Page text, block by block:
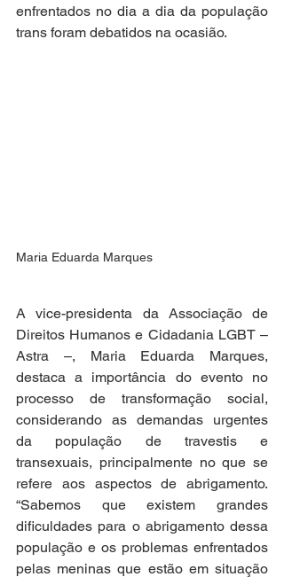
enfrentados no dia a dia da população
trans foram debatidos na ocasião.
Maria Eduarda Marques
A vice-presidenta da Associação de
Direitos Humanos e Cidadania LGBT –
Astra –, Maria Eduarda Marques,
destaca a importância do evento no
processo de transformação social,
considerando as demandas urgentes
da população de travestis e
transexuais, principalmente no que se
refere aos aspectos de abrigamento.
“Sabemos que existem grandes
dificuldades para o abrigamento dessa
população e os problemas enfrentados
pelas meninas que estão em situação